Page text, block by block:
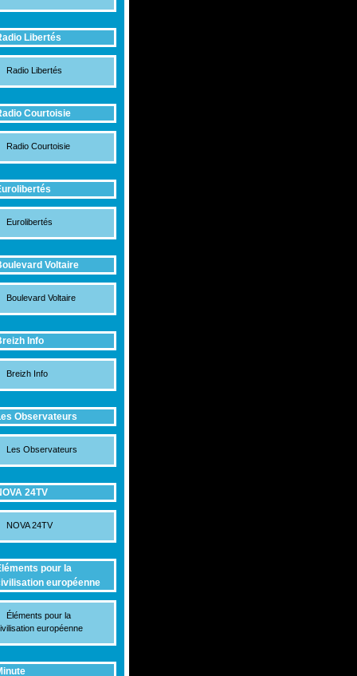
Libertés
Radio Libertés
Courtoisie
Radio Courtoisie
Eurolibertés
Voltaire
Boulevard Voltaire
Info
Breizh Info
Observateurs
Les Observateurs
24TV
NOVA 24TV
pour la
européenne
Éléments pour la
européenne